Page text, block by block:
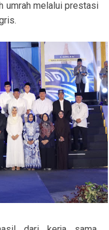
umrah melalui prestasi